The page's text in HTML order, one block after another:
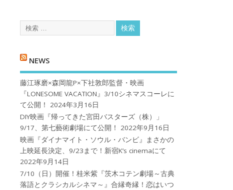
NEWS
藤江琢磨×森岡龍P×下社敦郎監督・映画
『LONESOME VACATION』3/10シネマスコーレに
て公開！
2024年3月16日
DIY映画『帰ってきた宮田バスターズ（株）」
9/17、第七藝術劇場にて公開！
2022年9月16日
映画『ダイナマイト・ソウル・バンビ』まさかの
上映延長決定、9/23まで！新宿K’s cinemaにて
2022年9月14日
7/10（日）開催！桂米紫『茨木コテン劇場～古典
落語とクラシカルシネマ～』合縁奇縁！恋はいつ